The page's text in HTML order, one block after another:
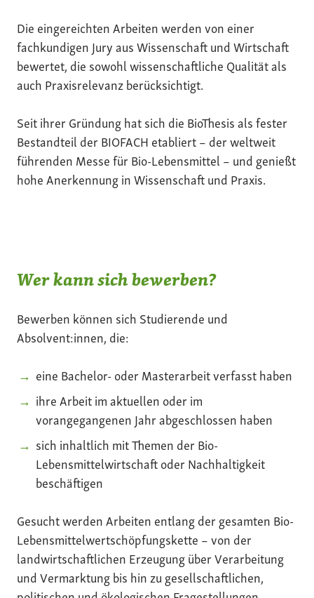
Die eingereichten Arbeiten werden von einer
fachkundigen Jury aus Wissenschaft und Wirtschaft
bewertet, die sowohl wissenschaftliche Qualität als
auch Praxisrelevanz berücksichtigt.
Seit ihrer Gründung hat sich die BioThesis als fester
Bestandteil der BIOFACH etabliert – der weltweit
führenden Messe für Bio-Lebensmittel – und genießt
hohe Anerkennung in Wissenschaft und Praxis.
Wer kann sich bewerben?
Bewerben können sich Studierende und
Absolvent:innen, die:
eine Bachelor- oder Masterarbeit verfasst haben
ihre Arbeit im aktuellen oder im
vorangegangenen Jahr abgeschlossen haben
sich inhaltlich mit Themen der Bio-
Lebensmittelwirtschaft oder Nachhaltigkeit
beschäftigen
Gesucht werden Arbeiten entlang der gesamten Bio-
Lebensmittelwertschöpfungskette – von der
landwirtschaftlichen Erzeugung über Verarbeitung
und Vermarktung bis hin zu gesellschaftlichen,